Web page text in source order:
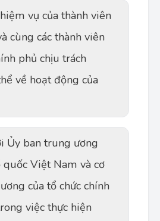
vụ của thành viên
cùng các thành viên
phủ chịu trách
về hoạt động của
Ủy ban trung ương
Việt Nam và cơ
của tổ chức chính
việc thực hiện